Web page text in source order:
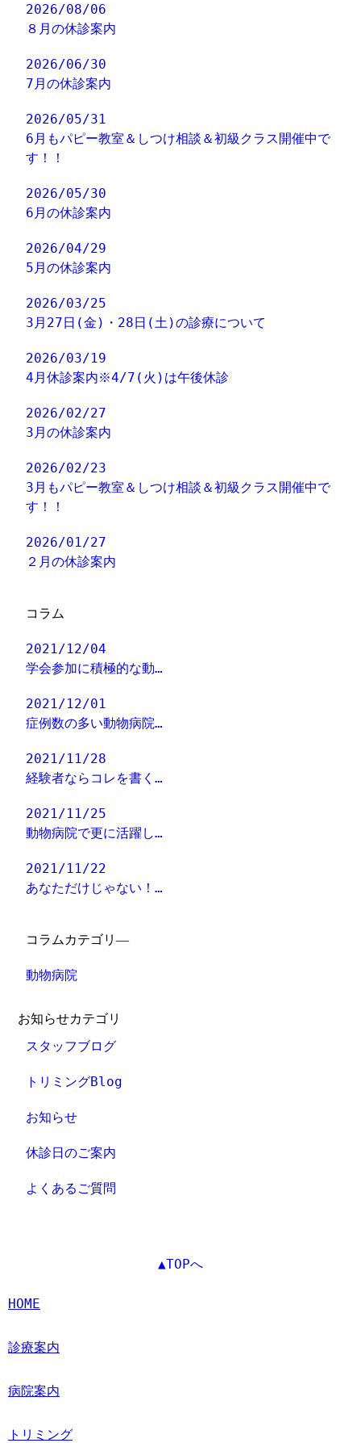
2026/08/06
８月の休診案内
2026/06/30
7月の休診案内
2026/05/31
6月もパピー教室＆しつけ相談＆初級クラス開催中で
す！！
2026/05/30
6月の休診案内
2026/04/29
5月の休診案内
2026/03/25
3月27日(金)・28日(土)の診療について
2026/03/19
4月休診案内※4/7(火)は午後休診
2026/02/27
3月の休診案内
2026/02/23
3月もパピー教室＆しつけ相談＆初級クラス開催中で
す！！
2026/01/27
２月の休診案内
コラム
2021/12/04
学会参加に積極的な動…
2021/12/01
症例数の多い動物病院…
2021/11/28
経験者ならコレを書く…
2021/11/25
動物病院で更に活躍し…
2021/11/22
あなただけじゃない！…
コラムカテゴリ―
動物病院
お知らせカテゴリ
スタッフブログ
トリミングBlog
お知らせ
休診日のご案内
よくあるご質問
▲TOPへ
HOME
診療案内
病院案内
トリミング